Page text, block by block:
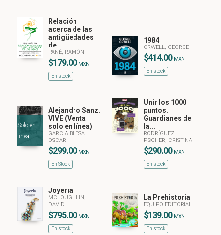
Relación
acerca de las
antigüedades
de...
PANÉ, RAMÓN
$179.00 MXN
En stock
1984
ORWELL, GEORGE
$414.00 MXN
En stock
Solo en
línea
Alejandro Sanz.
VIVE (Venta
solo en línea)
GARCIA BLESA
OSCAR
$299.00 MXN
En Stock
Unir los 1000
puntos.
Guardianes de
la...
RODRÍGUEZ
FISCHER, CRISTINA
$290.00 MXN
En stock
Joyeria
MCLOUGHLIN,
DAVID
$795.00 MXN
En stock
La Prehistoria
EQUIPO EDITORIAL
$139.00 MXN
En stock